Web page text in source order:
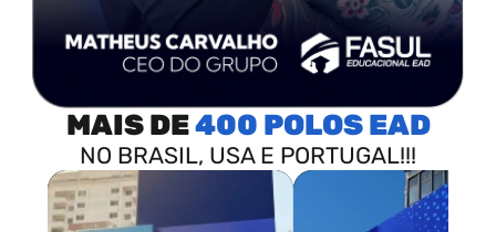
MAIS DE400 POLOS
NO BRASIL, USA E PORTUGAL!!!